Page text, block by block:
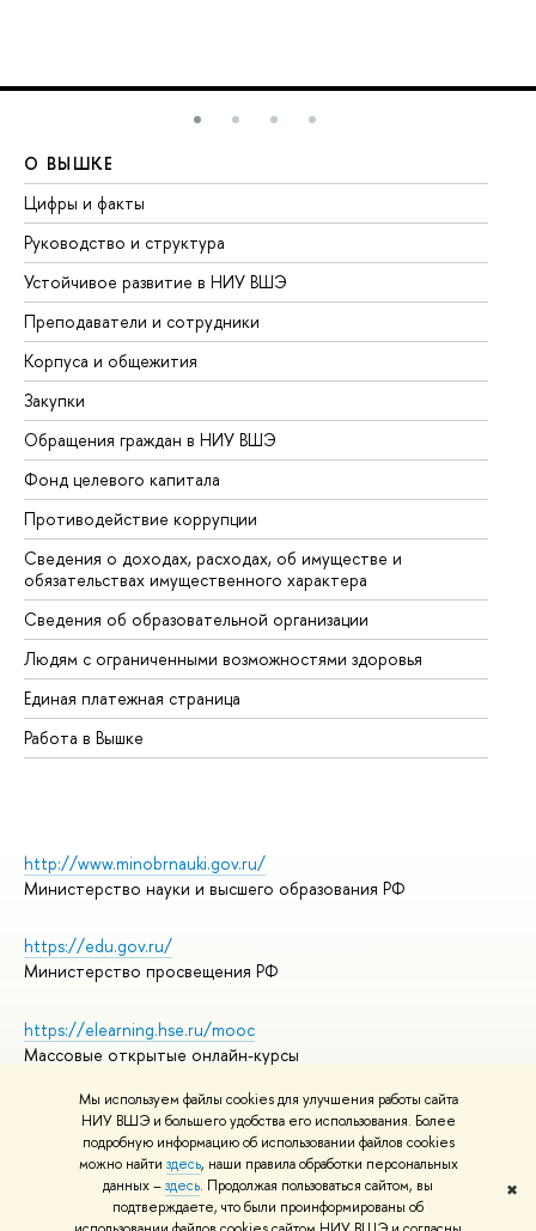
Мы используем файлы cookies для улучшения работы сайта
НИУ ВШЭ и большего удобства его использования. Более
подробную информацию об использовании файлов cookies
можно найти здесь, наши правила обработки персональных
данных –здесь. Продолжая пользоваться сайтом, вы
подтверждаете, что были проинформированы об
✖
О ВЫШКЕ
Цифры и факты
Руководство и структура
Устойчивое развитие в НИУ ВШЭ
Преподаватели и сотрудники
Корпуса и общежития
Закупки
Обращения граждан в НИУ ВШЭ
Фонд целевого капитала
Противодействие коррупции
Сведения о доходах, расходах, об имуществе и
обязательствах имущественного характера
Сведения об образовательной организации
Людям с ограниченными возможностями здоровья
Единая платежная страница
Работа в Вышке
http://www.minobrnauki.gov.ru/
Министерство науки и высшего образования РФ
https://edu.gov.ru/
Министерство просвещения РФ
https://elearning.hse.ru/mooc
Массовые открытые онлайн-курсы
© НИУ ВШЭ 1993–2026
Адреса и контакты
Условия использования материалов
Политика конфиденциальности